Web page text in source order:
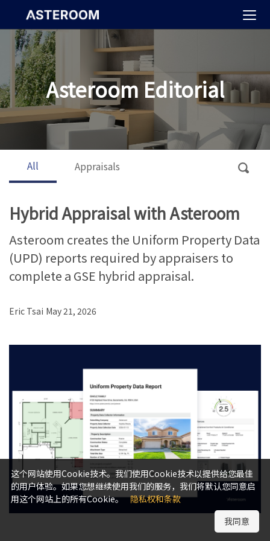
Asteroom Editorial
All Appraisals
Hybrid Appraisal with Asteroom
Asteroom creates the Uniform Property Data
(UPD) reports required by appraisers to
complete a GSE hybrid appraisal.
Eric Tsai May 21, 2026
这个网站使用Cookie技术。我们使用Cookie技术以提供给您最佳
的用户体验。如果您想继续使用我们的服务，我们将默认您同意启
用这个网站上的所有Cookie。 隐私权和条款
我同意